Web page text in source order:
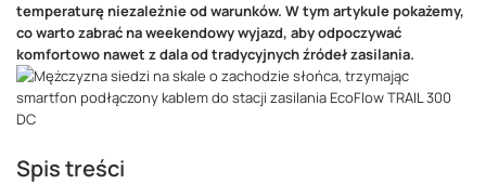
temperaturę niezależnie od warunków. W tym artykule pokażemy,
co warto zabrać na weekendowy wyjazd, aby odpoczywać
komfortowo nawet z dala od tradycyjnych źródeł zasilania.
Spis treści